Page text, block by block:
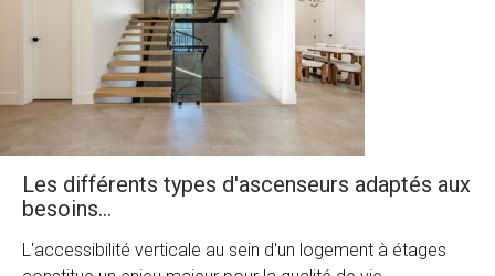
Les différents types d'ascenseurs adaptés aux
besoins...
L'accessibilité verticale au sein d'un logement à étages